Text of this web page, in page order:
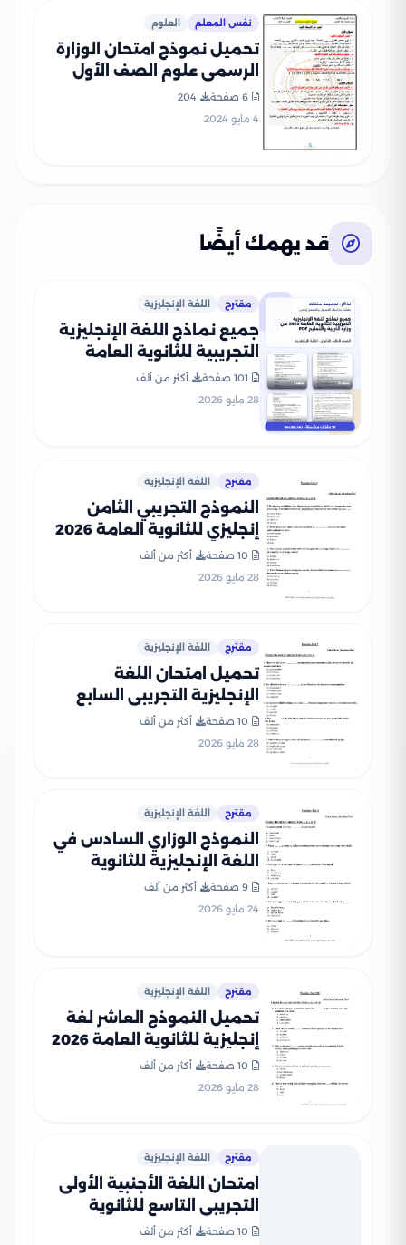
نفس المعلم العلوم
تحميل نموذج امتحان الوزارة
الرسمي علوم الصف الأول
الاعدادي الترم الثاني 2024
6 صفحة
204
4 مايو 2024
قد يهمك أيضًا
مقترح اللغة الإنجليزية
جميع نماذج اللغة الإنجليزية
التجريبية للثانوية العامة
2026 من وزارة التربية
والتعليم PDF
101 صفحة
أكثر من ألف
28 مايو 2026
مقترح اللغة الإنجليزية
النموذج التجريبي الثامن
إنجليزي للثانوية العامة 2026
ضمن نماذج الوزارة
10 صفحة
أكثر من ألف
28 مايو 2026
مقترح اللغة الإنجليزية
تحميل امتحان اللغة
الإنجليزية التجريبي السابع
نماذج وزارة التعليم PDF
10 صفحة
أكثر من ألف
28 مايو 2026
مقترح اللغة الإنجليزية
النموذج الوزاري السادس في
اللغة الإنجليزية للثانوية
العامة 2026
9 صفحة
أكثر من ألف
24 مايو 2026
مقترح اللغة الإنجليزية
تحميل النموذج العاشر لغة
إنجليزية للثانوية العامة 2026
للتدريب قبل الامتحان
10 صفحة
أكثر من ألف
28 مايو 2026
مقترح اللغة الإنجليزية
امتحان اللغة الأجنبية الأولى
التجريبي التاسع للثانوية
العامة 2026 PDF
10 صفحة
أكثر من ألف